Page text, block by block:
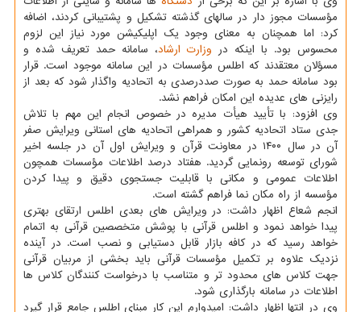
مؤسسات مجوز دار در سالهای گذشته تشکیل و پشتیبانی کردند، اضافه
کرد: اما همچنان به معنای وجود یک اپلیکیشن مورد نیاز این لزوم
محسوس بود. با اینکه در وزارت ارشاد، سامانه حمد تعریف شده و
مسؤلان معتقدند که اطلس مؤسسات در این سامانه موجود است. قرار
بود سامانه حمد به صورت صددرصدی به اتحادیه واگذار شود که بعد از
رایزنی های عدیده این امکان فراهم نشد.
وی افزود: با تأیید هیأت مدیره در خصوص انجام این مهم با تلاش
جدی ستاد اتحادیه کشور و همراهی اتحادیه های استانی ویرایش صفر
آن در سال ۱۴۰۰ در معاونت قرآن و ویرایش اول آن در جلسه اخیر
شورای توسعه رونمایی گردید. هفتاد درصد اطلاعات مؤسسات همچون
اطلاعات عمومی و مکانی با قابلیت جستجوی دقیق و پیدا کردن
مؤسسه از راه مکان نما فراهم گشته است.
انجم شعاع اظهار داشت: در ویرایش های بعدی اطلس ارتقای بهتری
پیدا خواهد نمود و اطلس قرآنی با پوشش متخصصین قرآنی به اتمام
خواهد رسید که در کافه بازار قابل دستیابی و نصب است. در آینده
نزدیک علاوه بر تکمیل مؤسسات قرآنی باید بخشی از مربیان قرآنی
جهت کلاس های محدود تر و متناسب با درخواست کنندگان کلاس ها
اطلاعات در سامانه بارگذاری شود.
وی در انتها اظهار داشت: امیدوارم این کار مبنای اطلس جامع قرار گیرد